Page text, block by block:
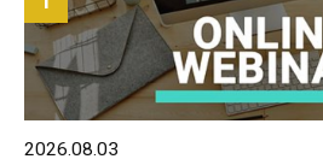
2026.08.03